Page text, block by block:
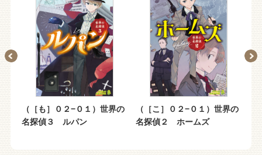
（［も］０２−０１）世界の
名探偵３ ルパン
（［こ］０２−０１）世界の
名探偵２ ホームズ